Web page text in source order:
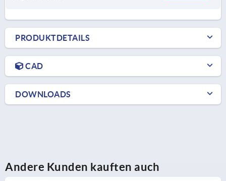
PRODUKTDETAILS
CAD
DOWNLOADS
Andere Kunden kauften auch